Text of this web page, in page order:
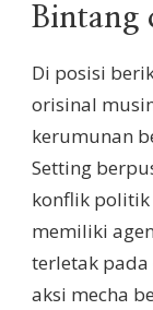
Bintang
Di posisi
orisinal
kerumunan
Setting
konflik
memiliki
terletak
aksi mecha